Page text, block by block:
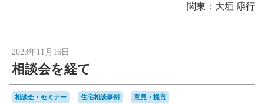
関東：大垣 康行
2023年11月16日
相談会を経て
相談会・セミナー 住宅相談事例 意見・提言